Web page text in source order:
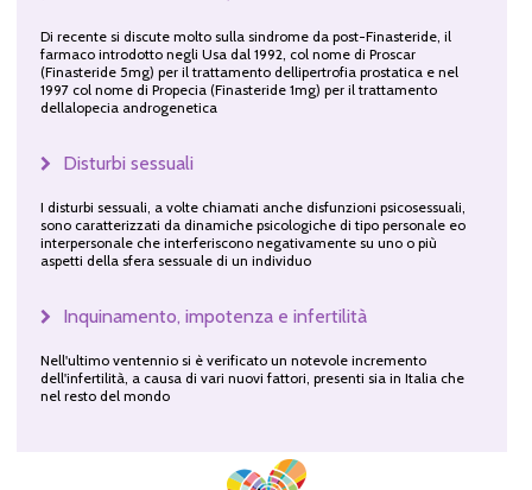
Di recente si discute molto sulla sindrome da post-Finasteride, il
farmaco introdotto negli Usa dal 1992, col nome di Proscar
(Finasteride 5mg) per il trattamento dellipertrofia prostatica e nel
1997 col nome di Propecia (Finasteride 1mg) per il trattamento
dellalopecia androgenetica
Disturbi sessuali
I disturbi sessuali, a volte chiamati anche disfunzioni psicosessuali,
sono caratterizzati da dinamiche psicologiche di tipo personale eo
interpersonale che interferiscono negativamente su uno o più
aspetti della sfera sessuale di un individuo
Inquinamento, impotenza e infertilità
Nell'ultimo ventennio si è verificato un notevole incremento
dell'infertilità, a causa di vari nuovi fattori, presenti sia in Italia che
nel resto del mondo